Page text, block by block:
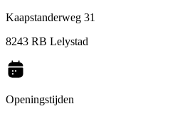
Kaapstanderweg 31
8243 RB Lelystad
Openingstijden